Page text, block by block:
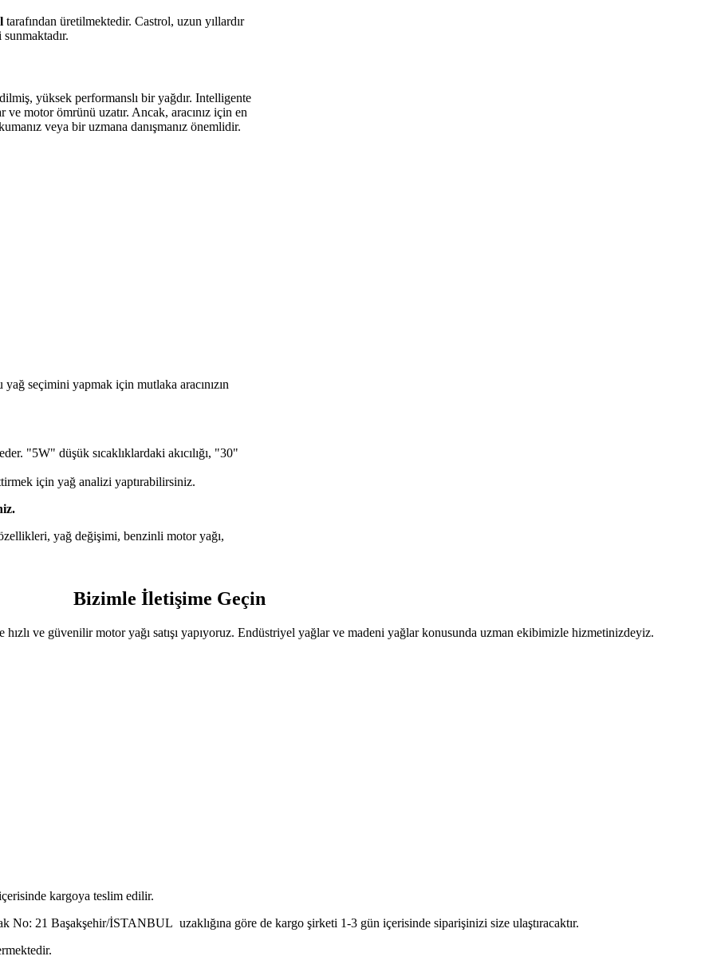
tarafından üretilmektedir. Castrol, uzun yıllardır
yüksek performanslı bir yağdır. Intelligente
motor ömrünü uzatır. Ancak, aracınız için en
veya bir uzmana danışmanız önemlidir.
seçimini yapmak için mutlaka aracınızın
"5W" düşük sıcaklıklardaki akıcılığı, "30"
için yağ analizi yaptırabilirsiniz.
yağ değişimi, benzinli motor yağı,
Bizimle İletişime Geçin
ve güvenilir motor yağı satışı yapıyoruz. Endüstriyel yağlar ve madeni yağlar konusunda uzman ekibimizle hizmetinizdeyiz.
kargoya teslim edilir.
21 Başakşehir/İSTANBUL uzaklığına göre de kargo şirketi 1-3 gün içerisinde siparişinizi size ulaştıracaktır.